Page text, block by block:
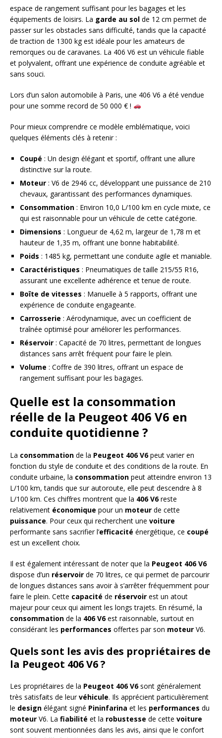
espace de rangement suffisant pour les bagages et les
équipements de loisirs. La garde au sol de 12 cm permet de
passer sur les obstacles sans difficulté, tandis que la capacité
de traction de 1300 kg est idéale pour les amateurs de
remorques ou de caravanes. La 406 V6 est un véhicule fiable
et polyvalent, offrant une expérience de conduite agréable et
sans souci.
Lors d’un salon automobile à Paris, une 406 V6 a été vendue
pour une somme record de 50 000 € !
Pour mieux comprendre ce modèle emblématique, voici
quelques éléments clés à retenir :
Coupé : Un design élégant et sportif, offrant une allure
distinctive sur la route.
Moteur : V6 de 2946 cc, développant une puissance de 210
chevaux, garantissant des performances dynamiques.
Consommation : Environ 10,0 L/100 km en cycle mixte, ce
qui est raisonnable pour un véhicule de cette catégorie.
Dimensions : Longueur de 4,62 m, largeur de 1,78 m et
hauteur de 1,35 m, offrant une bonne habitabilité.
Poids : 1485 kg, permettant une conduite agile et maniable.
Caractéristiques : Pneumatiques de taille 215/55 R16,
assurant une excellente adhérence et tenue de route.
Boîte de vitesses : Manuelle à 5 rapports, offrant une
expérience de conduite engageante.
Carrosserie : Aérodynamique, avec un coefficient de
traînée optimisé pour améliorer les performances.
Réservoir : Capacité de 70 litres, permettant de longues
distances sans arrêt fréquent pour faire le plein.
Volume : Coffre de 390 litres, offrant un espace de
rangement suffisant pour les bagages.
Quelle est la consommation
réelle de la Peugeot 406 V6 en
conduite quotidienne ?
La consommation de la Peugeot 406 V6peut varier en
fonction du style de conduite et des conditions de la route. En
conduite urbaine, la consommation peut atteindre environ 13
L/100 km, tandis que sur autoroute, elle peut descendre à 8
L/100 km. Ces chiffres montrent que la 406 V6reste
relativement économique pour un moteur de cette
puissance. Pour ceux qui recherchent une voiture
performante sans sacrifier l’efficacité énergétique, ce coupé
est un excellent choix.
Il est également intéressant de noter que la Peugeot 406 V6
dispose d’un réservoir de 70 litres, ce qui permet de parcourir
de longues distances sans avoir à s’arrêter fréquemment pour
faire le plein. Cette capacité de réservoir est un atout
majeur pour ceux qui aiment les longs trajets. En résumé, la
consommation de la 406 V6est raisonnable, surtout en
considérant les performances offertes par son moteur V6.
Quels sont les avis des propriétaires de
la Peugeot 406 V6 ?
Les propriétaires de la Peugeot 406 V6sont généralement
très satisfaits de leurvéhicule. Ils apprécient particulièrement
le design élégant signé Pininfarina et les performances du
moteur V6. La fiabilité et la robustesse de cette voiture
sont souvent mentionnées dans les avis, ainsi que le confort